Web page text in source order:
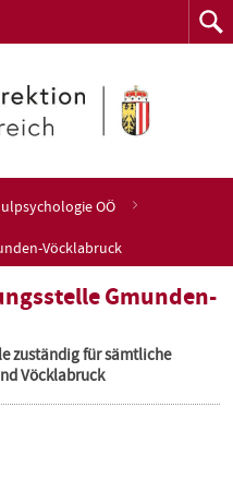
Zum
OÖ
Vöcklabruck
Gmunden-
zuständig für sämtliche
Vöcklabruck